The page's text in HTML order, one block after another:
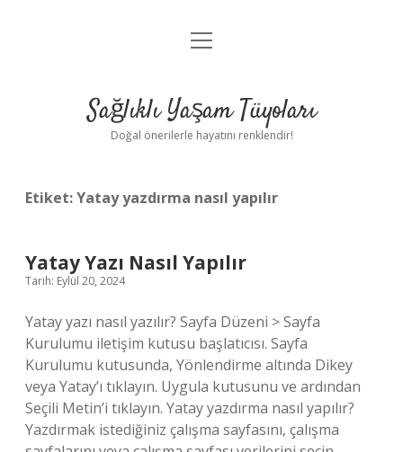
Anasayfa
Yasal Uyarı
menüyü
Sağlıklı Yaşam Tüyoları
Doğal önerilerle hayatını renklendir!
Etiket:Yatay yazdırma nasıl yapılır
Yatay Yazı Nasıl Yapılır
Tarih: Eylül 20, 2024
Yatay yazı nasıl yazılır? Sayfa Düzeni > Sayfa
Kurulumu iletişim kutusu başlatıcısı. Sayfa
Kurulumu kutusunda, Yönlendirme altında Dikey
veya Yatay’ı tıklayın. Uygula kutusunu ve ardından
Seçili Metin’i tıklayın. Yatay yazdırma nasıl yapılır?
Yazdırmak istediğiniz çalışma sayfasını, çalışma